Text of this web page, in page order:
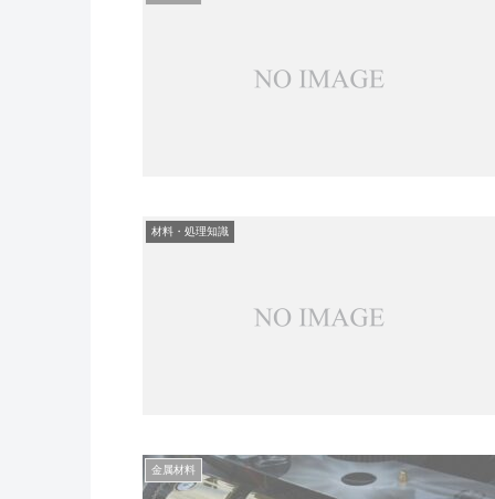
材料・処理知識
金属材料